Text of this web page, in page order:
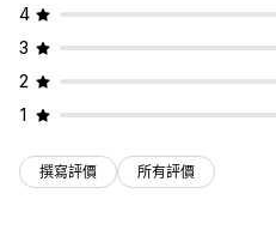
結帳頁面 運送截止時間 商店開幕
4
3
2
1
撰寫評價 所有評價